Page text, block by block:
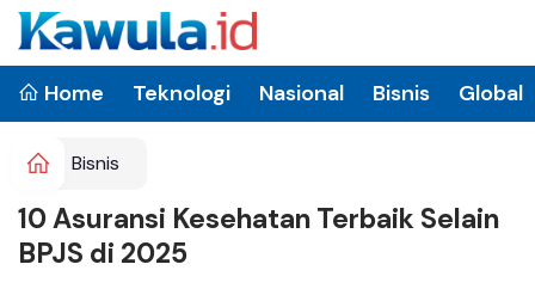
Home Teknologi Nasional Bisnis Global
Bisnis
10 Asuransi Kesehatan Terbaik Selain
BPJS di 2025